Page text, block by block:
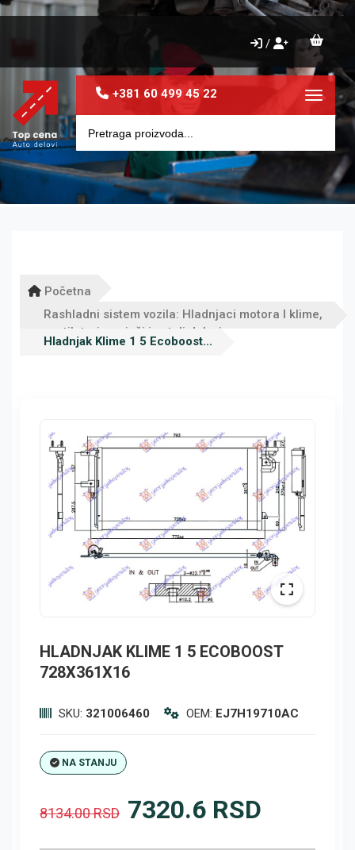
/
+381 60 499 45 22 Toggle
Početna
Rashladni sistem vozila: Hladnjaci motora I klime,
ventilatori, grejači i ostali delovi
Hladnjak Klime 1 5 Ecoboost...
HLADNJAK KLIME 1 5 ECOBOOST
728X361X16
SKU: 321006460 OEM: EJ7H19710AC
NA STANJU
8134.00 RSD 7320.6 RSD